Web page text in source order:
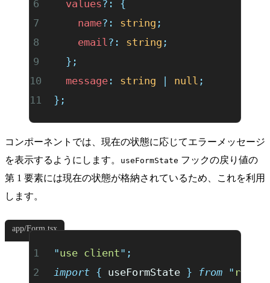
  values
?:
{
    name
?: string ;
    email
?: string ;
  };
  message
: string | null ;
};
コンポーネントでは、現在の状態に応じてエラーメッセージ
を表示するようにします。
useFormState フックの戻り値の
第 1 要素には現在の状態が格納されているため、これを利用
します。
app/Form.tsx
"use client" ;
import { useFormState } from " react-